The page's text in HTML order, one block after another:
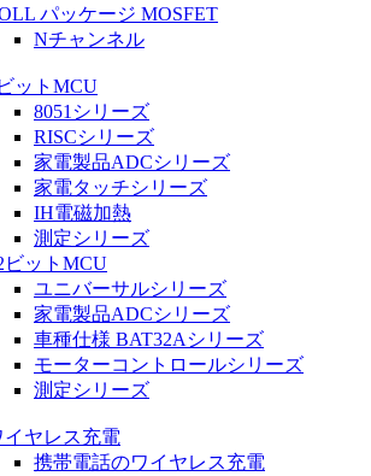
パッケージ MOSFET
Nチャンネル
ットMCU
8051シリーズ
RISCシリーズ
家電製品ADCシリーズ
家電タッチシリーズ
IH電磁加熱
測定シリーズ
ビットMCU
ユニバーサルシリーズ
家電製品ADCシリーズ
車種仕様 BAT32Aシリーズ
モーターコントロールシリーズ
測定シリーズ
イヤレス充電
携帯電話のワイヤレス充電